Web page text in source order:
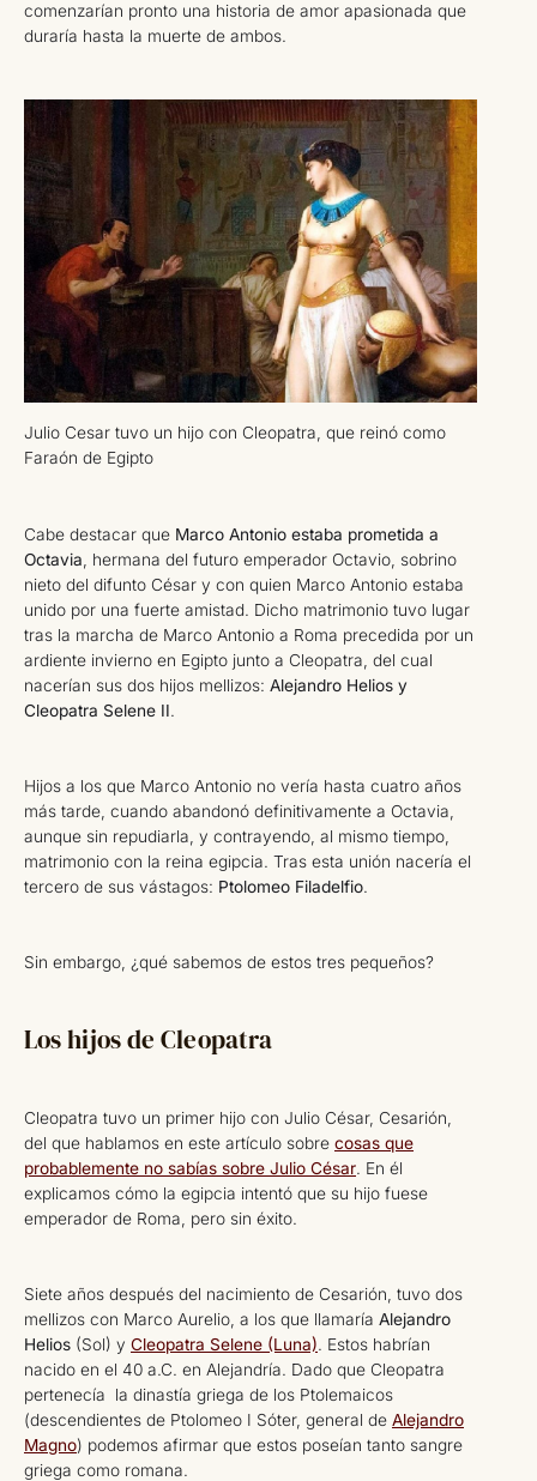
comenzarían pronto una historia de amor apasionada que
duraría hasta la muerte de ambos.
Julio Cesar tuvo un hijo con Cleopatra, que reinó como
Faraón de Egipto
Cabe destacar que Marco Antonio estaba prometida a
Octavia , hermana del futuro emperador Octavio, sobrino
nieto del difunto César y con quien Marco Antonio estaba
unido por una fuerte amistad. Dicho matrimonio tuvo lugar
tras la marcha de Marco Antonio a Roma precedida por un
ardiente invierno en Egipto junto a Cleopatra, del cual
nacerían sus dos hijos mellizos: Alejandro Helios y
Cleopatra Selene II.
Hijos a los que Marco Antonio no vería hasta cuatro años
más tarde, cuando abandonó definitivamente a Octavia,
aunque sin repudiarla, y contrayendo, al mismo tiempo,
matrimonio con la reina egipcia. Tras esta unión nacería el
tercero de sus vástagos: Ptolomeo Filadelfio.
Sin embargo, ¿qué sabemos de estos tres pequeños?
Los hijos de Cleopatra
Cleopatra tuvo un primer hijo con Julio César, Cesarión,
del que hablamos en este artículo sobre cosas que
probablemente no sabías sobre Julio César. En él
explicamos cómo la egipcia intentó que su hijo fuese
emperador de Roma, pero sin éxito.
Siete años después del nacimiento de Cesarión, tuvo dos
mellizos con Marco Aurelio, a los que llamaría Alejandro
Helios (Sol) y Cleopatra Selene (Luna). Estos habrían
nacido en el 40 a.C. en Alejandría. Dado que Cleopatra
pertenecía la dinastía griega de los Ptolemaicos
(descendientes de Ptolomeo I Sóter, general de Alejandro
Magno) podemos afirmar que estos poseían tanto sangre
griega como romana.